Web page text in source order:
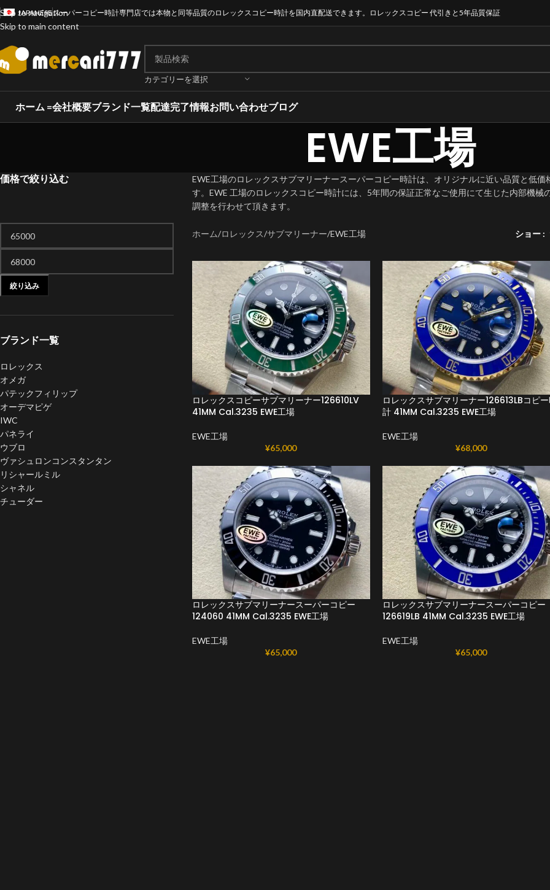
Skip to navigation
Skip to main content
JAPANESEスーパーコピー時計専門店では本物と同等品質のロレックスコピー時計を国内直配送できます。ロレックスコピー 代引きと5年品質保証
カテゴリーを選択
ホーム =会社概要ブランド一覧配達完了情報お問い合わせブログ
EWE工場
価格で絞り込む
絞り込み
ブランド一覧
ロレックス
オメガ
パテックフィリップ
オーデマピゲ
IWC
パネライ
ウブロ
ヴァシュロンコンスタンタン
リシャールミル
シャネル
チューダー
EWE工場のロレックスサブマリーナースーパーコピー時計は、オリジナルに近い品質と低
す。EWE 工場のロレックスコピー時計には、5年間の保証正常なご使用にて生じた内部機
調整を行わせて頂きます。
ホーム ロレックス サブマリーナー EWE工場 ショー
ロレックスコピーサブマリーナー126610LV
41MM Cal.3235 EWE工場
EWE工場
¥65,000
ロレックスサブマリーナー126613LBコピ
計 41MM Cal.3235 EWE工場
EWE工場
¥68,000
ロレックスサブマリーナースーパーコピー
124060 41MM Cal.3235 EWE工場
EWE工場
¥65,000
ロレックスサブマリーナースーパーコピー
126619LB 41MM Cal.3235 EWE工場
EWE工場
¥65,000